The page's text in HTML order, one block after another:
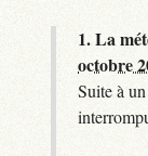
1.La
octobre
Suite à